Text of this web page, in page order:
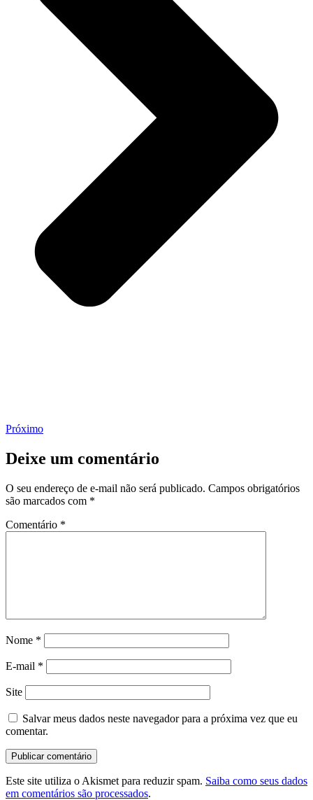
Próximo
Deixe um comentário
O seu endereço de e-mail não será publicado. Campos obrigatórios
são marcados com *
Comentário *
Nome *
E-mail *
Site
Salvar meus dados neste navegador para a próxima vez que eu
comentar.
Este site utiliza o Akismet para reduzir spam. Saiba como seus dados
em comentários são processados.